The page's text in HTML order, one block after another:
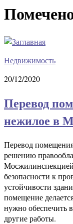
Недвижимость
20/12/2020
Перевод
нежилое в
Перевод
решению
безопасности к
устойчивости
помещение
нужно обеспечить
другие работы.